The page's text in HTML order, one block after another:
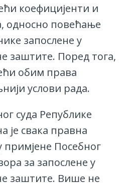
коефицијенти и
односно повећање
запослене у
заштите. Поред тога,
обим права
услови рада.
суда Републике
је свака правна
примјене Посебног
за запослене у
заштите. Више не